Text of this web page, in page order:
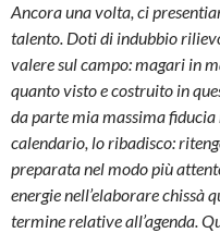
Ancora una volta, ci
talento. Doti di indubbio
valere sul campo: magari in
quanto visto e costruito in
da parte mia massima
calendario, lo ribadisco:
preparata nel modo più
energie nell’elaborare chissà
termine relative all’agenda.